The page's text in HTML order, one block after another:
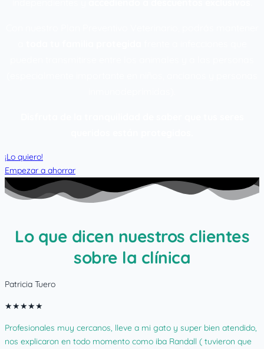
¡Lo quiero!
Empezar a ahorrar
Lo que dicen nuestros clientes
sobre la clínica
Patricia Tuero
★★★★★
Profesionales muy cercanos, lleve a mi gato y super bien atendido,
nos explicaron en todo momento como iba Randall ( tuvieron que